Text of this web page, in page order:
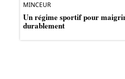
MINCEUR
Un régime sportif pour
durablement